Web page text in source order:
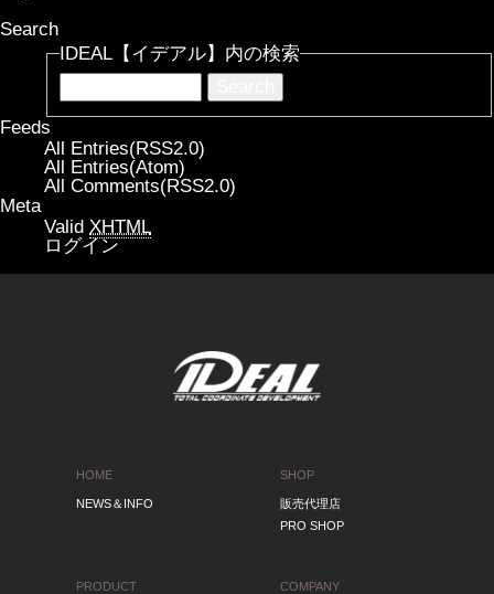
Search
IDEAL【イデアル】内の検索
Feeds
All Entries(RSS2.0)
All Entries(Atom)
All Comments(RSS2.0)
Meta
Valid XHTML
ログイン
HOME
NEWS＆INFO
PRODUCT
SHOP
販売代理店
PRO SHOP
COMPANY